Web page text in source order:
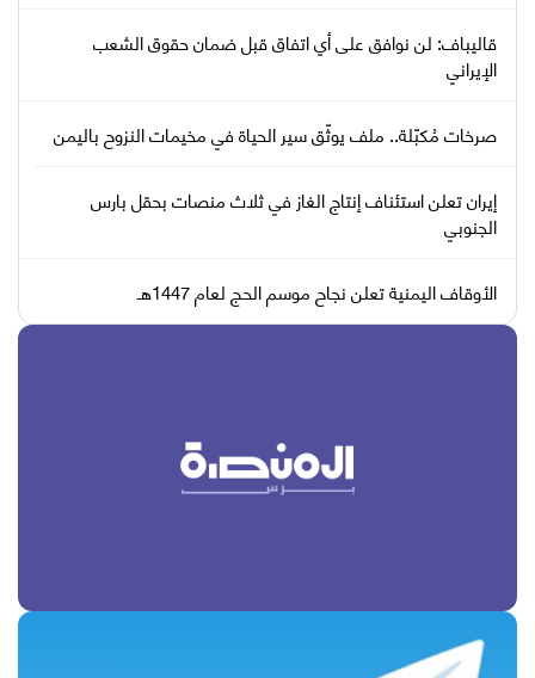
قاليباف: لن نوافق على أي اتفاق قبل ضمان حقوق الشعب
الإيراني
صرخات مُكبّلة.. ملف يوثّق سير الحياة في مخيمات النزوح باليمن
إيران تعلن استئناف إنتاج الغاز في ثلاث منصات بحقل بارس
الجنوبي
الأوقاف اليمنية تعلن نجاح موسم الحج لعام 1447هـ